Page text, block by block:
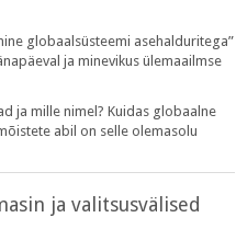
globaalsüsteemi asehalduritega”
ja minevikus ülemaailmse
ja mille nimel? Kuidas globaalne
abil on selle olemasolu
ja valitsusvälised